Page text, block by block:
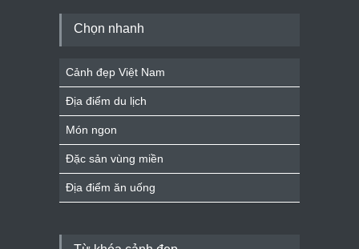
Chọn nhanh
Cảnh đẹp Việt Nam
Địa điểm du lịch
Món ngon
Đặc sản vùng miền
Địa điểm ăn uống